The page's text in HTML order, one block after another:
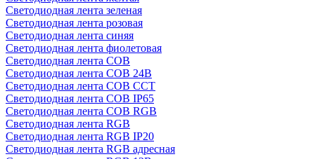
Светодиодная лента зеленая
Светодиодная лента розовая
Светодиодная лента синяя
Светодиодная лента фиолетовая
Светодиодная лента COB
Светодиодная лента COB 24В
Светодиодная лента COB CCT
Светодиодная лента COB IP65
Светодиодная лента COB RGB
Светодиодная лента RGB
Светодиодная лента RGB IP20
Светодиодная лента RGB адресная